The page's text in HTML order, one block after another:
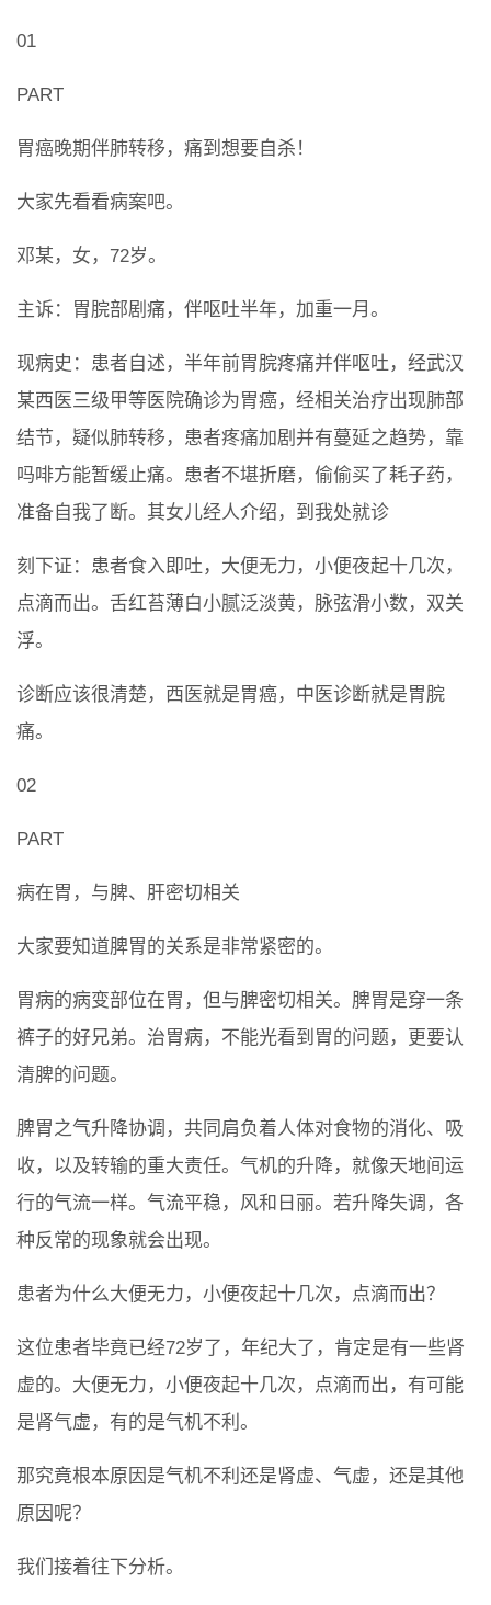
01
PART
胃癌晚期伴肺转移，痛到想要自杀！
大家先看看病案吧。
邓某，女，72岁。
主诉：胃脘部剧痛，伴呕吐半年，加重一月。
现病史：患者自述，半年前胃脘疼痛并伴呕吐，经武汉
某西医三级甲等医院确诊为胃癌，经相关治疗出现肺部
结节，疑似肺转移，患者疼痛加剧并有蔓延之趋势，靠
吗啡方能暂缓止痛。患者不堪折磨，偷偷买了耗子药，
准备自我了断。其女儿经人介绍，到我处就诊
刻下证：患者食入即吐，大便无力，小便夜起十几次，
点滴而出。舌红苔薄白小腻泛淡黄，脉弦滑小数，双关
浮。
诊断应该很清楚，西医就是胃癌，中医诊断就是胃脘
痛。
02
PART
病在胃，与脾、肝密切相关
大家要知道脾胃的关系是非常紧密的。
胃病的病变部位在胃，但与脾密切相关。脾胃是穿一条
裤子的好兄弟。治胃病，不能光看到胃的问题，更要认
清脾的问题。
脾胃之气升降协调，共同肩负着人体对食物的消化、吸
收，以及转输的重大责任。气机的升降，就像天地间运
行的气流一样。气流平稳，风和日丽。若升降失调，各
种反常的现象就会出现。
患者为什么大便无力，小便夜起十几次，点滴而出？
这位患者毕竟已经72岁了，年纪大了，肯定是有一些肾
虚的。大便无力，小便夜起十几次，点滴而出，有可能
是肾气虚，有的是气机不利。
那究竟根本原因是气机不利还是肾虚、气虚，还是其他
原因呢？
我们接着往下分析。